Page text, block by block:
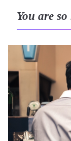
You are